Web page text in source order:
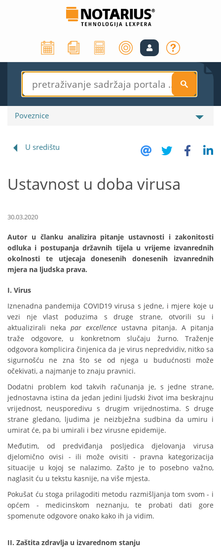
S
Poveznice
U središtu
Ustavnost u doba virusa
30.03.2020
Autor u članku analizira pitanje ustavnosti i zakonitosti
odluka i postupanja državnih tijela u vrijeme izvanrednih
okolnosti te utjecaja donesenih donesenih izvanrednih
mjera na ljudska prava.
I. Virus
Iznenadna pandemija COVID19 virusa s jedne, i mjere koje u
vezi nje vlast poduzima s druge strane, otvorili su i
aktualizirali neka par excellence ustavna pitanja. A pitanja
traže odgovore, u konkretnom slučaju žurno. Traženje
odgovora komplicira činjenica da je virus nepredvidiv, nitko sa
sigurnošću ne zna što se od njega u budućnosti može
očekivati, a najmanje to znaju pravnici.
Dodatni problem kod takvih računanja je, s jedne strane,
jednostavna istina da jedan jedini ljudski život ima beskrajnu
vrijednost, neusporedivu s drugim vrijednostima. S druge
strane gledano, ljudima je neizbježna sudbina da umiru i
umirat će, pa bi umirali i bez virusne epidemije.
Međutim, od predviđanja posljedica djelovanja virusa
djelomično ovisi - ili može ovisiti - pravna kategorizacija
situacije u kojoj se nalazimo. Zašto je to posebno važno,
naglasit ću u tekstu kasnije, na više mjesta.
Pokušat ću stoga prilagoditi metodu razmišljanja tom svom - i
općem - medicinskom neznanju, te probati dati gore
spomenute odgovore onako kako ih ja vidim.
II. Zaštita zdravlja u izvarednom stanju